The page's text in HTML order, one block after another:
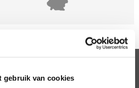
gebruik van cookies